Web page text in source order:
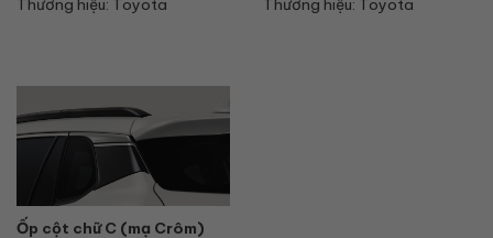
Thương hiệu: Toyota
Thương hiệu: Toyota
Ốp cột chữ C (mạ Crôm)